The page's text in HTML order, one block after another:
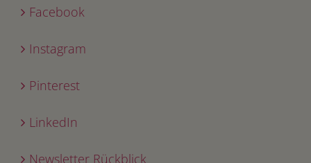
Facebook
Instagram
Pinterest
LinkedIn
Newsletter Rückblick